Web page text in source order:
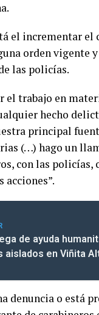
el incrementar
orden vigente
las policías.
el trabajo en
hecho
principal
(…) hago un
con las
acciones”.
de ayuda
aislados en Viñita
denuncia o está